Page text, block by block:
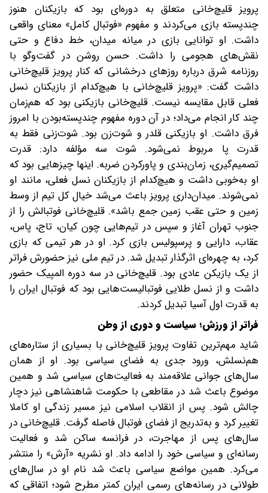
پرویز قلیچ‌خانی متعلق به دوره‌ای بود که بازیکنان هنوز
چندپسته بازی می‌کردند و مفهوم «فوتبال کامل» معنای واقعی
داشت. او توانایی بازی در میانه میدان، خط دفاع و حتی
نقش‌های هجومی را داشت. حسن روشن در گفت‌وگو با
روزنامه شرق درباره روزهای درخشانی که کنار پرویز قلیچ‌خانی
داشت گفت: «پرویز قلیچ‌خانی با هیچ‌کدام از بازیکنان نسل
فعلی قابل مقایسه نیست. قلیچ‌خانی بازیکنی بود که هم‌زمان
چند کار انجام می‌داد؛ در آن دوره مفهوم چندپسته‌بودن با امروز
فرق داشت. او بازیکنی قلدر و شوت‌زن بود. شوت‌زنی فقط به
قدرت پا مربوط نمی‌شود. شوت سه مؤلفه دارد: قدرت
تصمیم‌گیری، زمان‌بندی و پاورکردن ضربه. اینها چیزهایی بود که
او به‌خوبی داشت و هیچ‌کدام از بازیکنان نسل فعلی، مانند او
نمی‌شوند. میدان‌داری پرویز باعث می‌شد خیال کل تیم از وسط
زمین و حتی عقب زمین جمع باشد». قلیچ‌خانی فوتبالش را از
جنوب تهران آغاز و سپس در تیم‌هایی چون کیان، تاج، پاس،
عقاب، دارایی و پرسپولیس بازی کرد. او در هر تیمی که بازی
کرد، به چهره‌ای اثرگذار تبدیل شد. در تیم ملی نیز حضورش فراتر
از یک بازیکن عادی بود. قلیچ‌خانی در سه دوره المپیک حضور
داشت و از نسل طلایی فوتبالیست‌هایی بود که فوتبال ایران را
به قدرت اول آسیا تبدیل کردند.
فراتر از ورزش؛ سیاست و دوری از وطن
شاید مهم‌ترین تفاوت پرویز قلیچ‌خانی با بسیاری از ستاره‌های
هم‌نسلش، ورود جدی به فضای سیاسی بود. او از همان
سال‌های جوانی علاقه‌مند به فعالیت‌های سیاسی شد و همین
موضوع باعث شد در مقاطعی با حکومت شاهنشاهی نیز دچار
چالش شود. پس از انقلاب اسلامی نیز مسیر زندگی او کاملا
تغییر کرد و به‌تدریج از فضای فوتبال فاصله گرفت. قلیچ‌خانی در
سال‌های پس از مهاجرت، در فرانسه ساکن شد و فعالیت
رسانه‌ای و سیاسی خود را ادامه داد. او نشریه «آرش» را منتشر
می‌کرد. همین مواضع سیاسی باعث شد نام او در سال‌های
طولانی در رسانه‌های رسمی ایران کمتر مطرح شود؛ اتفاقی که